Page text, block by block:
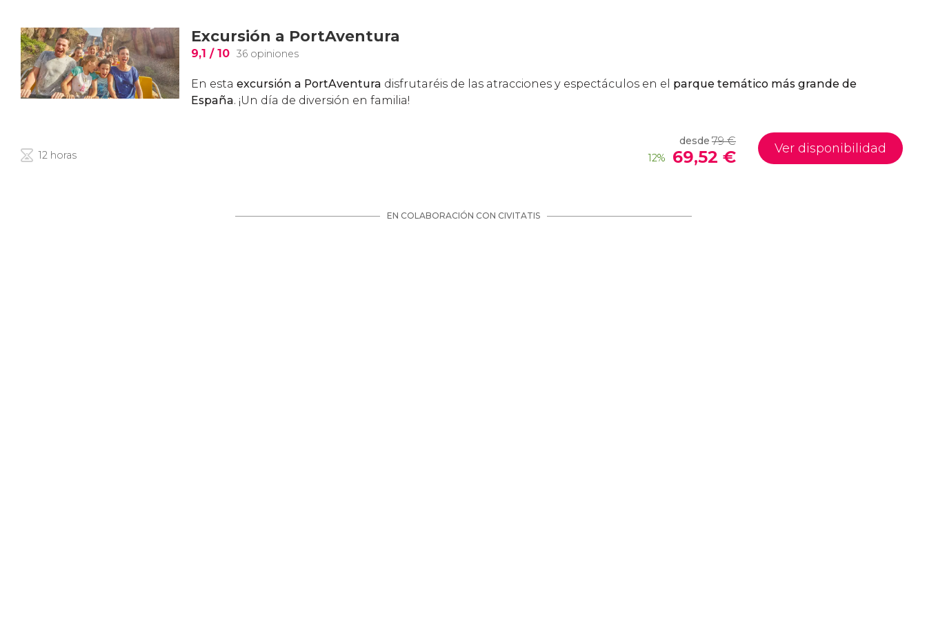
Excursión a PortAventura
9,1 / 10 36 opiniones
En esta excursión a PortAventura disfrutaréis de las atracciones y espectáculos en el parque temático más grande de
España. ¡Un día de diversión en familia!
12 horas
desde 79€
69,52 €
12%
Ver disponibilidad
EN COLABORACIÓN CON CIVITATIS